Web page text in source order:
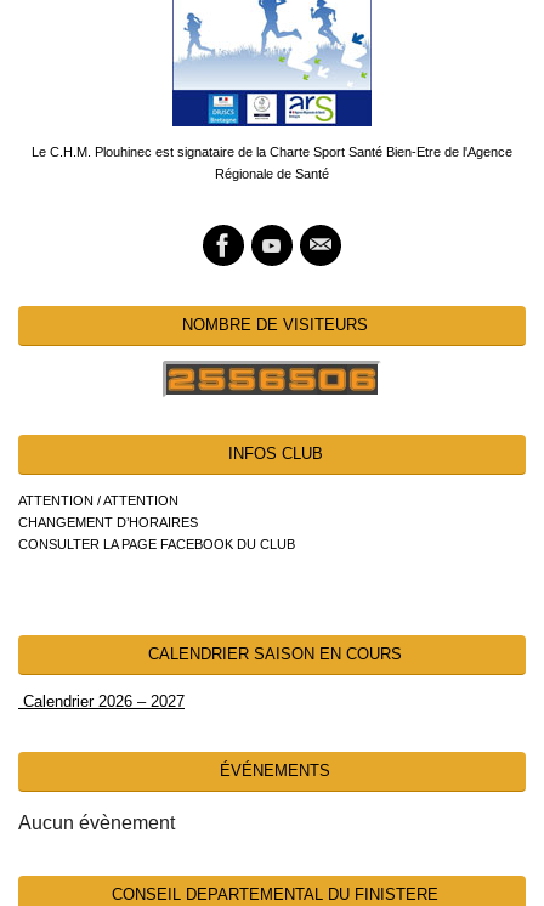
Le C.H.M. Plouhinec est signataire de la Charte Sport Santé Bien-Etre de l'Agence
Régionale de Santé
NOMBRE DE VISITEURS
INFOS CLUB
ATTENTION / ATTENTION
CHANGEMENT D’HORAIRES
CONSULTER LA PAGE FACEBOOK DU CLUB
CALENDRIER SAISON EN COURS
Calendrier 2026 – 2027
ÉVÉNEMENTS
Aucun évènement
CONSEIL DEPARTEMENTAL DU FINISTERE